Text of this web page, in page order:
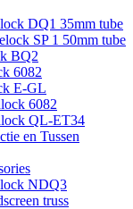
DQ1 35mm tube
SP 1 50mm tube
BQ2
6082
E-GL
6082
QL-ET34
en Tussen
NDQ3
truss